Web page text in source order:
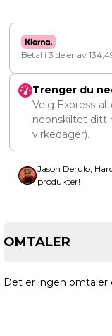
Betal i 3 deler av
Trenger du
Velg Express-
neonskiltet ditt
virkedager).
Jason Derulo,
produkter!
OMTALER
Det er ingen omtaler